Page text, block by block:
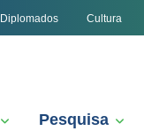
Diplomados Cultura
Pesquisa